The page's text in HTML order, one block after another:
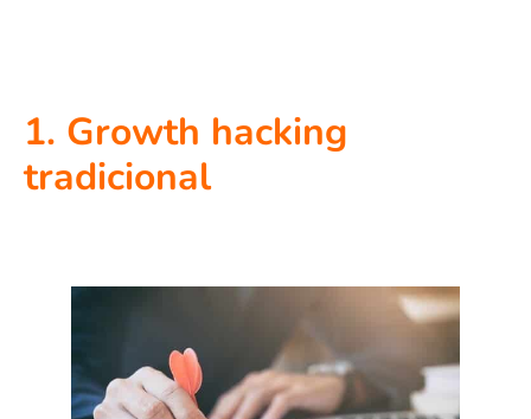
1. Growth hacking
tradicional